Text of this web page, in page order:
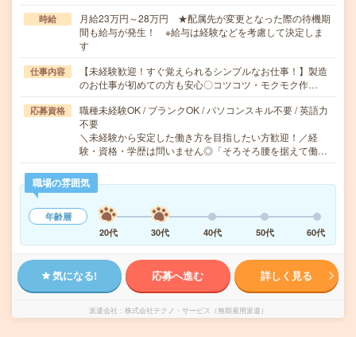
時給
月給23万円～28万円 ★配属先が変更となった際の待機期
間も給与が発生！ ※給与は経験などを考慮して決定しま
す
仕事内容
【未経験歓迎！すぐ覚えられるシンプルなお仕事！】製造
のお仕事が初めての方も安心〇コツコツ・モクモク作…
応募資格
職種未経験OK / ブランクOK / パソコンスキル不要 / 英語力
不要
＼未経験から安定した働き方を目指したい方歓迎！／経
験・資格・学歴は問いません◎「そろそろ腰を据えて働…
職場の雰囲気
年齢層
20代
30代 40代 50代 60代
気になる! 応募へ進む 詳しく見る
派遣会社 株式会社テクノ・サービス（無期雇用派遣）